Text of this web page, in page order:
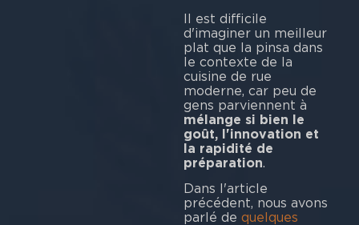
Il est difficile
d'imaginer un meilleur
plat que la pinsa dans
le contexte de la
cuisine de rue
moderne, car peu de
gens parviennent à
mélange si bien le
goût, l'innovation et
la rapidité de
préparation.
Dans l'article
précédent, nous avons
parlé de quelques